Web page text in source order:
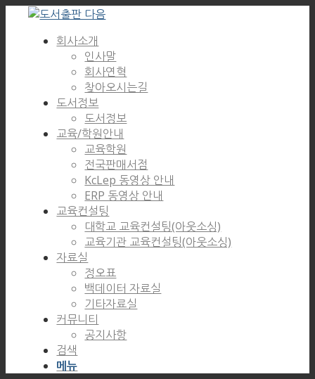
회사소개
인사말
회사연혁
찾아오시는길
도서정보
도서정보
교육/학원안내
교육학원
전국판매서점
KcLep 동영상 안내
ERP 동영상 안내
교육컨설팅
대학교 교육컨설팅(아웃소싱)
교육기관 교육컨설팅(아웃소싱)
자료실
정오표
백데이터 자료실
기타자료실
커뮤니티
공지사항
검색
메뉴